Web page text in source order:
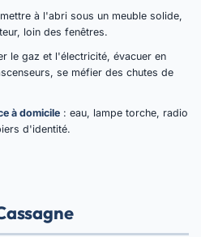
à l'abri sous un meuble solide,
loin des fenêtres.
le gaz et l'électricité, évacuer en
se méfier des chutes de
à domicile : eau, lampe torche, radio
d'identité.